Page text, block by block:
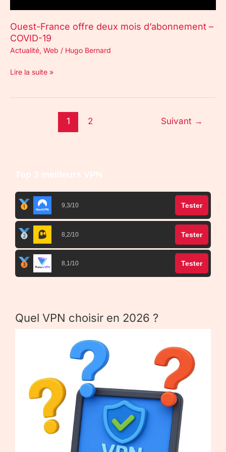
Ouest-France offre deux mois d’abonnement –
COVID-19
Actualité, Web / Hugo Bernard
Lire la suite »
1 2 Suivant →
Top 3 meilleurs VPN
9,3/10 Tester
8,2/10 Tester
8,1/10 Tester
Quel VPN choisir en 2026 ?